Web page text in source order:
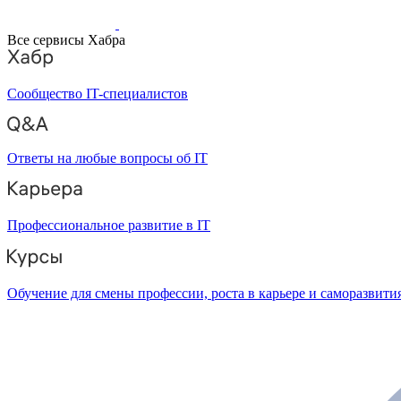
Все сервисы Хабра
Сообщество IT-специалистов
Ответы на любые вопросы об IT
Профессиональное развитие в IT
Обучение для смены профессии, роста в карьере и